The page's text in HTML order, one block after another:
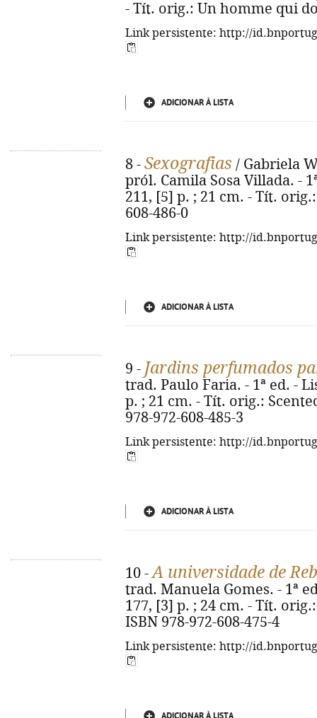
- Tít. orig.: Un homme qui
Link persistente: http://
ADICIONAR À LISTA
8 - Sexografias / Gabriela
pról. Camila Sosa Villada. -
211, [5] p. ; 21 cm. - Tít.
608-486-0
Link persistente: http://
ADICIONAR À LISTA
9 - Jardins perfumados
trad. Paulo Faria. - 1ª ed. -
p. ; 21 cm. - Tít. orig.:
978-972-608-485-3
Link persistente: http://
ADICIONAR À LISTA
10 -A universidade de
trad. Manuela Gomes. - 1ª
177, [3] p. ; 24 cm. - Tít.
ISBN 978-972-608-475-4
Link persistente: http://
ADICIONAR À LISTA